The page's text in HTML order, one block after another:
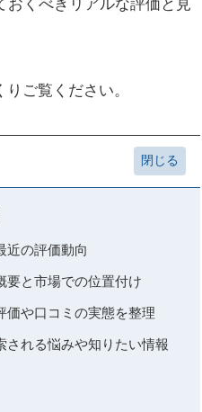
おくべきリアルな評価と見
ご覧ください。
近の評価動向
要と市場での位置付け
価や口コミの実態を整理
される悩みや知りたい情報